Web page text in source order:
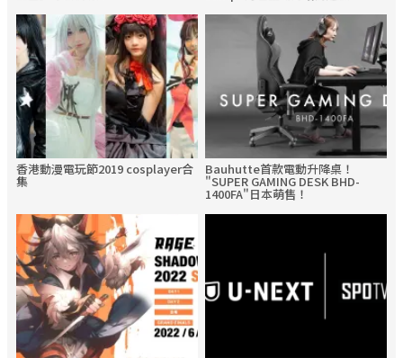
香港動漫電玩節2019 cosplayer合
集
Bauhutte首款電動升降桌！
"SUPER GAMING DESK BHD-
1400FA"日本萌售！